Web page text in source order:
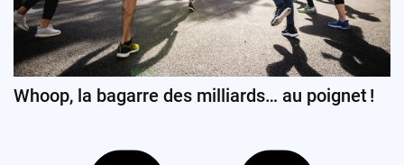
Whoop, la bagarre des milliards… au poignet !